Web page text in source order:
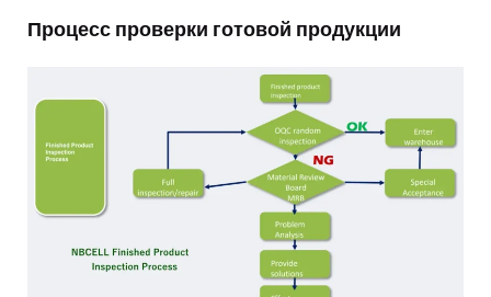
Процесс проверки готовой продукции